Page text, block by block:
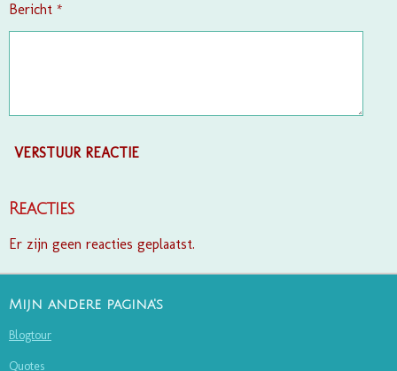
Bericht *
VERSTUUR REACTIE
Reacties
Er zijn geen reacties geplaatst.
Mijn andere pagina's
Blogtour
Quotes